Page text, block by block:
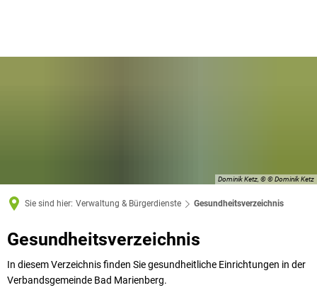
Dominik Ketz, © © Dominik Ketz
Sie sind hier: Verwaltung & Bürgerdienste Gesundheitsverzeichnis
Gesundheitsverzeichnis
Gesundheitsverzeichnis
In diesem Verzeichnis finden Sie gesundheitliche Einrichtungen in der
Verbandsgemeinde Bad Marienberg.